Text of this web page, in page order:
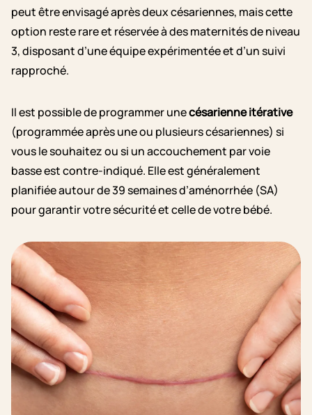
peut être envisagé après deux césariennes, mais cette
option reste rare et réservée à des maternités de niveau
3, disposant d’une équipe expérimentée et d’un suivi
rapproché.
Il est possible de programmer unecésarienne itérative
(programmée après une ou plusieurs césariennes) si
vous le souhaitez ou si un accouchement par voie
basse est contre-indiqué. Elle est généralement
planifiée autour de 39 semaines d’aménorrhée (SA)
pour garantir votre sécurité et celle de votre bébé.